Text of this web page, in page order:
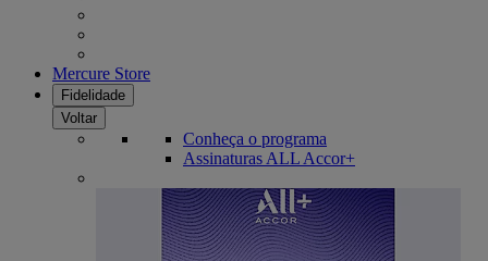
Mercure Store
Fidelidade
Voltar
Conheça o programa
Assinaturas ALL Accor+